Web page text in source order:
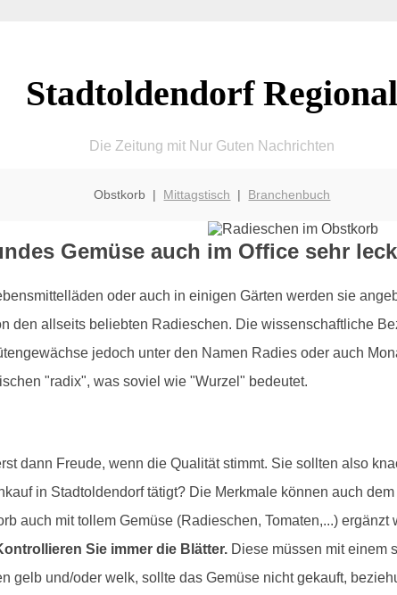
Stadtoldendorf Regional
Die Zeitung mit Nur Guten Nachrichten
Obstkorb | Mittagstisch | Branchenbuch
Gemüse auch im Office sehr
oder auch in einigen Gärten werden sie
den allseits beliebten Radieschen. Die wissenschaftliche
jedoch unter den Namen Radies oder auch
"radix", was soviel wie "Wurzel" bedeutet.
dann Freude, wenn die Qualität stimmt. Sie sollten also
in Stadtoldendorf tätigt? Die Merkmale können auch
auch mit tollem Gemüse (Radieschen, Tomaten,...)
Sie immer die Blätter.Diese müssen mit einem
gelb und/oder welk, sollte das Gemüse nicht gekauft,